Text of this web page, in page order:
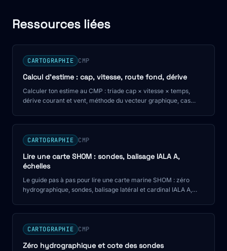
Ressources liées
CARTOGRAPHIE CMP
Calcul d'estime : cap, vitesse, route fond, dérive
Calculer ton estime au CMP : triade cap × vitesse × temps,
dérive courant et vent, méthode du vecteur graphique, cas
CARTOGRAPHIE CMP
Lire une carte SHOM : sondes, balisage IALA A,
échelles
Le guide pas à pas pour lire une carte marine SHOM : zéro
hydrographique, sondes, balisage latéral et cardinal IALA A,
CARTOGRAPHIE CMP
Zéro hydrographique et cote des sondes